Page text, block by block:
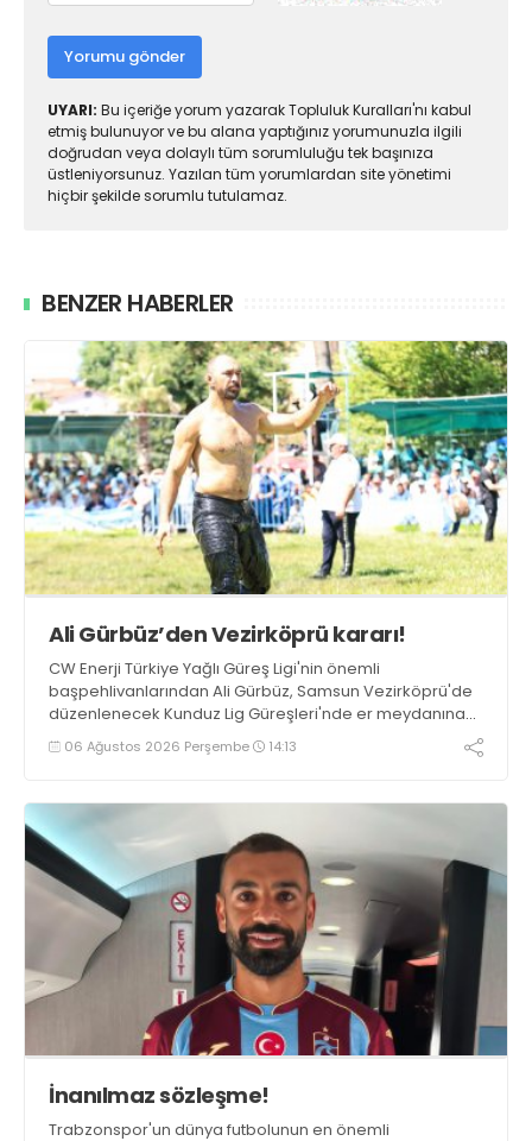
Yorumu gönder
UYARI: Bu içeriğe yorum yazarak Topluluk Kuralları'nı kabul
etmiş bulunuyor ve bu alana yaptığınız yorumunuzla ilgili
doğrudan veya dolaylı tüm sorumluluğu tek başınıza
üstleniyorsunuz. Yazılan tüm yorumlardan site yönetimi
hiçbir şekilde sorumlu tutulamaz.
BENZER HABERLER
Ali Gürbüz’den Vezirköprü kararı!
CW Enerji Türkiye Yağlı Güreş Ligi'nin önemli
başpehlivanlarından Ali Gürbüz, Samsun Vezirköprü'de
düzenlenecek Kunduz Lig Güreşleri'nde er meydanına
çıkmayacak.
06 Ağustos 2026 Perşembe 14:13
İnanılmaz sözleşme!
Trabzonspor'un dünya futbolunun en önemli